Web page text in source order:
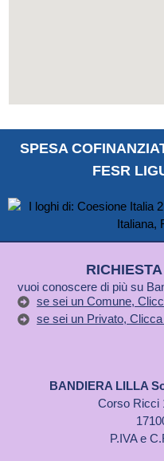
SPESA
FESR
vuoi conoscere di più su
se sei un Comune,
se sei un Privato,
BANDIERA LILLA
Corso Ricci
P.IVA e